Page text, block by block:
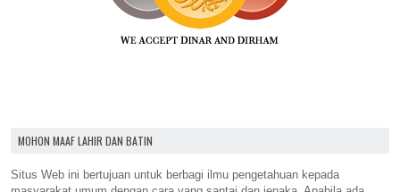
MOHON MAAF LAHIR DAN BATIN
Situs Web ini bertujuan untuk berbagi ilmu pengetahuan kepada